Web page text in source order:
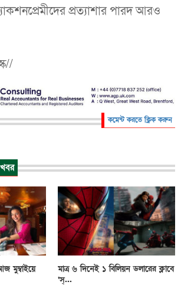
প্রত্যাশার পারদ আরও
কমেন্ট করতে ক্লিক করুন
মুম্বাইয়ে
মাত্র ৬ দিনেই ১ বিলিয়ন ডলারের ক্লাবে
‘স্...